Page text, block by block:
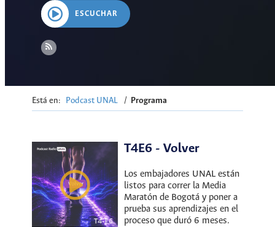
ESCUCHAR
Está en: Podcast UNAL / Programa
T4E6 - Volver
Los embajadores UNAL están
listos para correr la Media
Maratón de Bogotá y poner a
prueba sus aprendizajes en el
proceso que duró 6 meses.